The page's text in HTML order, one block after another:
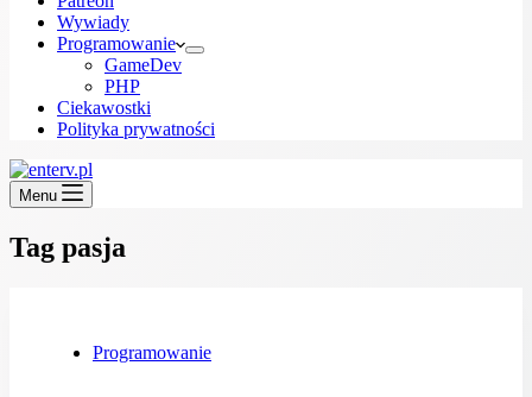
Wywiady
Programowanie
GameDev
PHP
Ciekawostki
Polityka prywatności
Menu
Tag pasja
Programowanie